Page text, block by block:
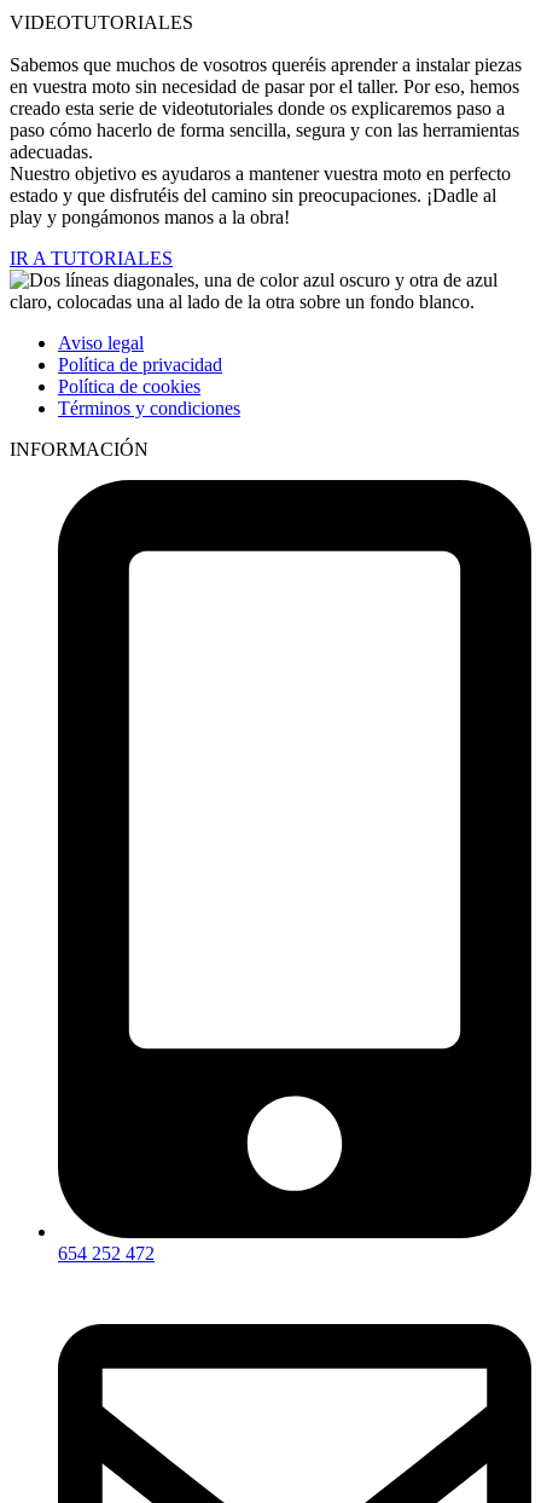
VIDEOTUTORIALES
Sabemos que muchos de vosotros queréis aprender a instalar piezas
en vuestra moto sin necesidad de pasar por el taller. Por eso, hemos
creado esta serie de videotutoriales donde os explicaremos paso a
paso cómo hacerlo de forma sencilla, segura y con las herramientas
adecuadas.
Nuestro objetivo es ayudaros a mantener vuestra moto en perfecto
estado y que disfrutéis del camino sin preocupaciones. ¡Dadle al
play y pongámonos manos a la obra!
IR A TUTORIALES
Aviso legal
Política de privacidad
Política de cookies
Términos y condiciones
INFORMACIÓN
654 252 472